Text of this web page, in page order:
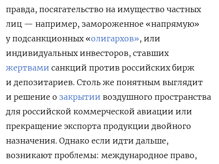
правда, посягательство на имущество частных
лиц — например, замороженное «напрямую»
у подсанкционных «олигархов», или
индивидуальных инвесторов, ставших
жертвами санкций против российских бирж
и депозитариев. Столь же понятным выглядит
и решение о закрытии воздушного пространства
для российской коммерческой авиации или
прекращение экспорта продукции двойного
назначения. Однако если идти дальше,
возникают проблемы: международное право,